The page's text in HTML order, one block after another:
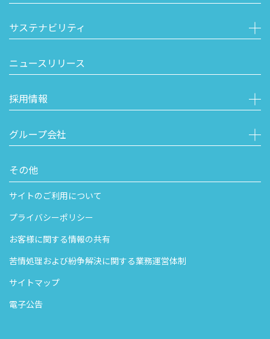
サステナビリティ
ニュースリリース
採用情報
グループ会社
その他
サイトのご利用について
プライバシーポリシー
お客様に関する情報の共有
苦情処理および紛争解決に関する業務運営体制
サイトマップ
電子公告